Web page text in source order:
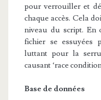
pour verrouiller et
chaque accès. Cela
niveau du script. En
fichier se essuyées
luttant pour la
causant ‘race
Base de données